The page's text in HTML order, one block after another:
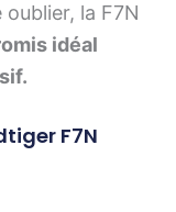
la F7N
idéal
F7N